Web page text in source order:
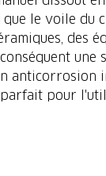
le voile du
des
une
pour